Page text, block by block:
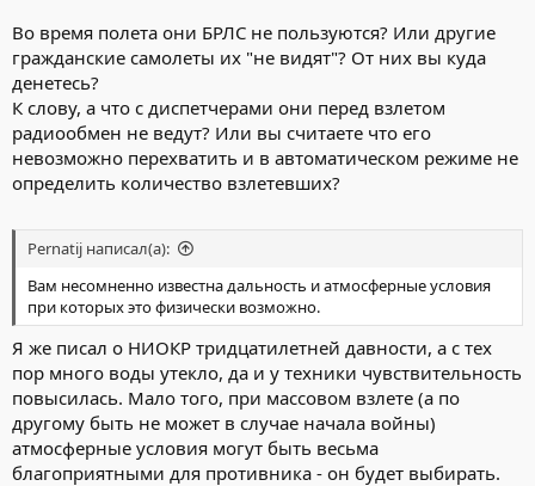
Во время полета они БРЛС не пользуются? Или другие
гражданские самолеты их "не видят"? От них вы куда
денетесь?
К слову, а что с диспетчерами они перед взлетом
радиообмен не ведут? Или вы считаете что его
невозможно перехватить и в автоматическом режиме не
определить количество взлетевших?
Pernatij написал(а):
Вам несомненно известна дальность и атмосферные условия
при которых это физически возможно.
Я же писал о НИОКР тридцатилетней давности, а с тех
пор много воды утекло, да и у техники чувствительность
повысилась. Мало того, при массовом взлете (а по
другому быть не может в случае начала войны)
атмосферные условия могут быть весьма
благоприятными для противника - он будет выбирать.